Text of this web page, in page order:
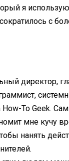
я
с
директор,
How-To Geek.
мне кучу
нанять